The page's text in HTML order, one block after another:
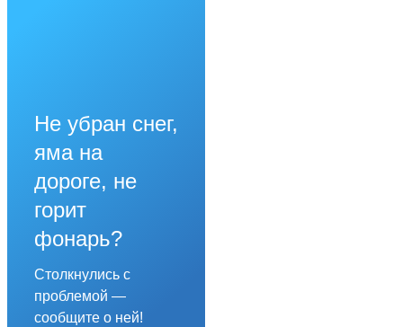
Не убран снег,
яма на
дороге, не
горит
фонарь?
Столкнулись с
проблемой —
сообщите о ней!